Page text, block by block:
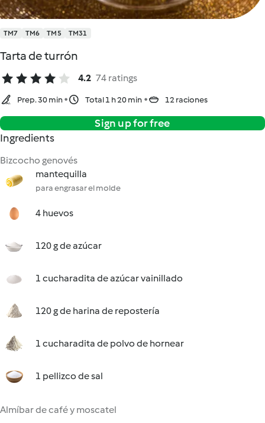
TM7 TM6 TM5 TM31
Tarta de turrón
4.2 74 ratings
Prep. 30 min Total 1 h 20 min 12 raciones
Sign up for free
Ingredients
Bizcocho genovés
mantequilla
para engrasar el molde
4 huevos
120 g de azúcar
1 cucharadita de azúcar vainillado
120 g de harina de repostería
1 cucharadita de polvo de hornear
1 pellizco de sal
Almíbar de café y moscatel